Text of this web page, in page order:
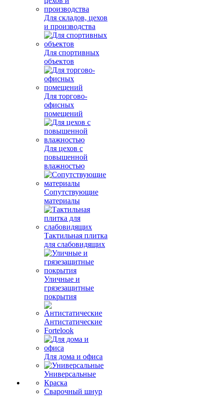
Для складов, цехов
и производства
Для спортивных
объектов
Для торгово-
офисных
помещений
Для цехов с
повышенной
влажностью
Сопутствующие
материалы
Тактильная плитка
для слабовидящих
Уличные и
грязезащитные
покрытия
Антистатические
Fortelook
Для дома и офиса
Универсальные
Краска
Сварочный шнур